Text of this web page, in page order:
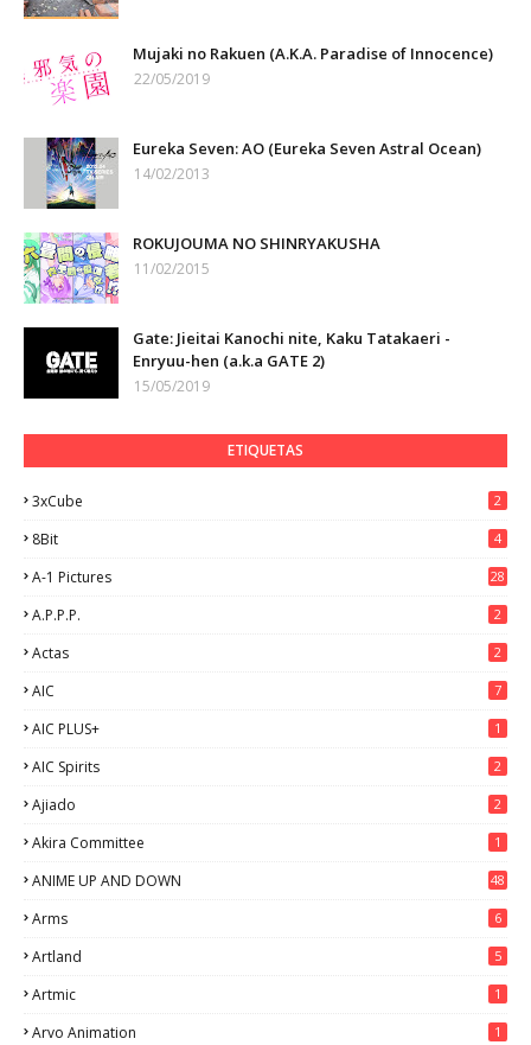
Mujaki no Rakuen (A.K.A. Paradise of Innocence)
22/05/2019
Eureka Seven: AO (Eureka Seven Astral Ocean)
14/02/2013
ROKUJOUMA NO SHINRYAKUSHA
11/02/2015
Gate: Jieitai Kanochi nite, Kaku Tatakaeri -
Enryuu-hen (a.k.a GATE 2)
15/05/2019
ETIQUETAS
3xCube 2
8Bit 4
A-1 Pictures 28
A.P.P.P. 2
Actas 2
AIC 7
AIC PLUS+ 1
AIC Spirits 2
Ajiado 2
Akira Committee 1
ANIME UP AND DOWN
48
Arms 6
Artland 5
Artmic 1
Arvo Animation 1